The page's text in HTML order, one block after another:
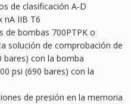
de clasificación A-D
nA IIB T6
de bombas 700PTPK o
solución de comprobación de
bares) con la bomba
psi (690 bares) con la
de presión en la memoria